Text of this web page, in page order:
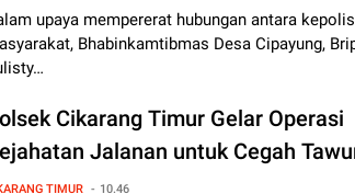
Bekasi
upaya mempererat hubungan antara
Bhabinkamtibmas Desa Cipayung,
Cikarang Timur Gelar Operasi
Jalanan untuk Cegah
Malam
TIMUR 10.46